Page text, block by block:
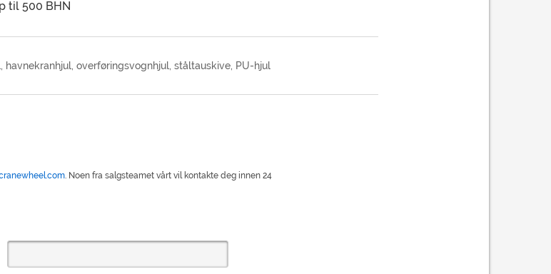
til 500 BHN
overføringsvognhjul, ståltauskive, PU-hjul
. Noen fra salgsteamet vårt vil kontakte deg innen 24